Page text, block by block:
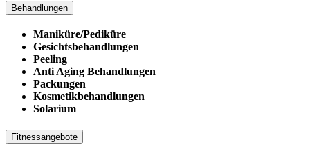
Behandlungen
Maniküre/Pediküre
Gesichtsbehandlungen
Peeling
Anti Aging Behandlungen
Packungen
Kosmetikbehandlungen
Solarium
Fitnessangebote